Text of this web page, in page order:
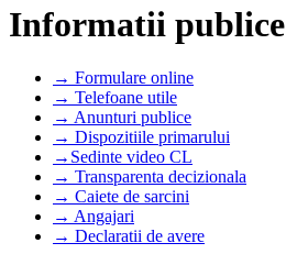
Informatii publice
→ Formulare online
→ Telefoane utile
→ Anunturi publice
→ Dispozitiile primarului
→Sedinte video CL
→ Transparenta decizionala
→ Caiete de sarcini
→ Angajari
→ Declaratii de avere